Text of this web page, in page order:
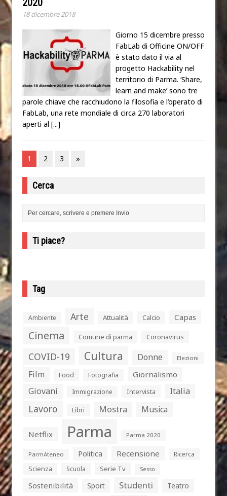
2020
18 dicembre 2018
Giorno 15 dicembre presso
FabLab di Officine ON/OFF
è stato dato il via al
progetto Hackability nel
territorio di Parma. ‘Share,
learn and make’ sono tre
parole chiave che racchiudono la filosofia e l’operato di
FabLab, una rete mondiale di circa 270 laboratori
aperti al [...]
1 2 3 »
Cerca
Ti piace?
Tag
Ambiente Arte Attualità Calcio Capas
Cinema Comune di parma Coronavirus
COVID-19 Cultura Donne Elezioni
Film Food Fotografia Giornalismo
Giovani Immigrazione Intervista Italia
Lavoro Libri Mostra Musica
Netflix Parma Parma 2020
ParmAteneo Politica Recensione
Ricerca
Scienza
Scuola Serie Tv Sesso
Sostenibilità Sport Studenti Teatro